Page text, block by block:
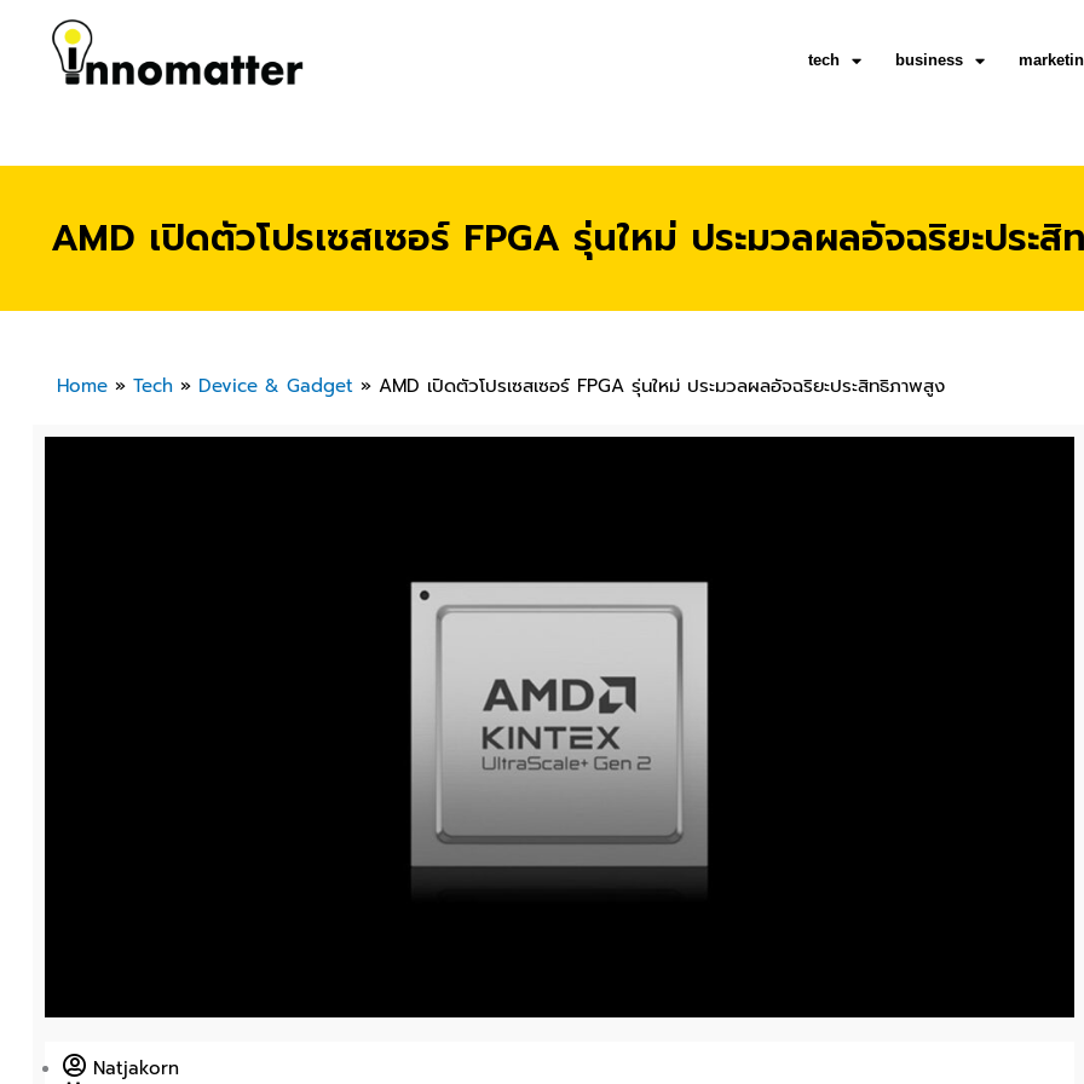
tech business
AMD เปิดตัวโปรเซสเซอร์ FPGA รุ่นใหม่ ประมวลผลอัจฉริยะประ
Home» Tech» Device & Gadget» AMD เปิดตัวโปรเซสเซอร์ FPGA รุ่นใหม่ ประมวลผลอัจฉริยะประสิทธิภาพสูง
Natjakorn